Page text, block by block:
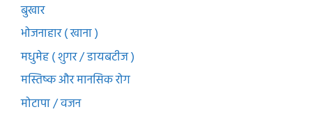
बुखार
भोजनाहार ( खाना )
मधुमेह ( शुगर / डायबटीज )
मस्तिष्क और मानसिक रोग
मोटापा / वजन